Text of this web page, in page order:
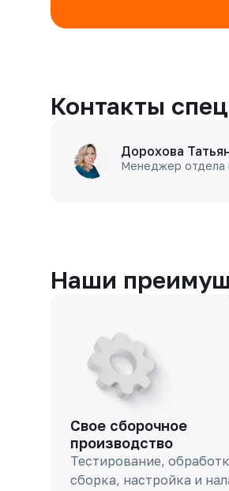
Контакты
Дорохова
Менеджер отдела
Наши
Свое сборочное
производство
Тестирование,
сборка, настройка и